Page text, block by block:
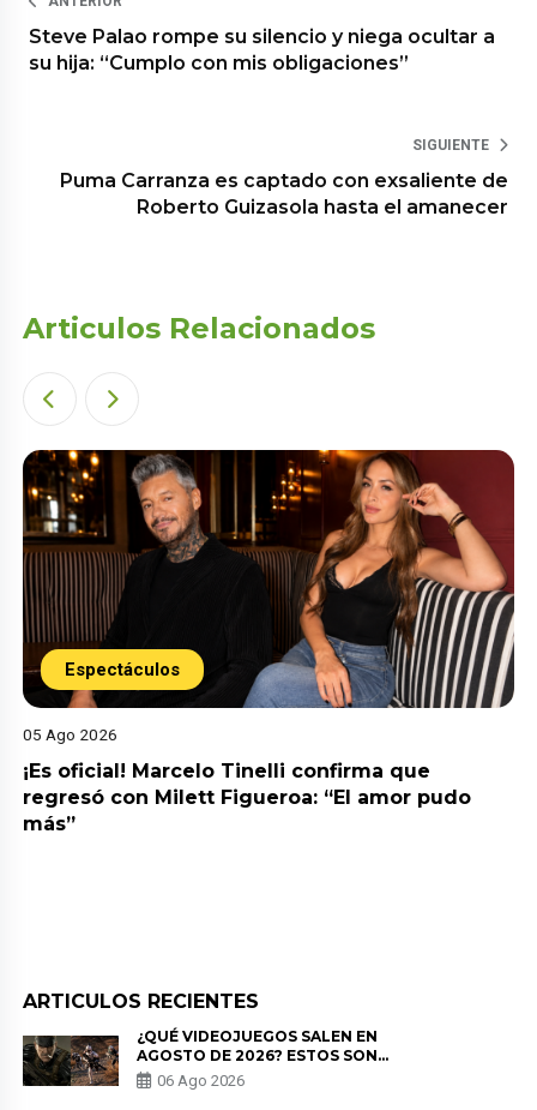
Steve Palao rompe su silencio y niega ocultar a
su hija: “Cumplo con mis obligaciones”
SIGUIENTE
Puma Carranza es captado con exsaliente de
Roberto Guizasola hasta el amanecer
Articulos Relacionados
Espectáculos
05 Ago 2026
¡Es oficial! Marcelo Tinelli confirma que
regresó con Milett Figueroa: “El amor pudo
más”
ARTICULOS RECIENTES
¿QUÉ VIDEOJUEGOS SALEN EN
AGOSTO DE 2026? ESTOS SON
LOS ESTRENOS MÁS ESPERADOS
06 Ago 2026